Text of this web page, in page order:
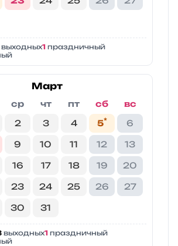
выходных1 праздничный
Март
ср чт пт сб
вс
2 3 4 5* 6
9 10 11 12 13
16 17 18 19 20
23 24 25 26 27
30 31
выходных1 праздничный